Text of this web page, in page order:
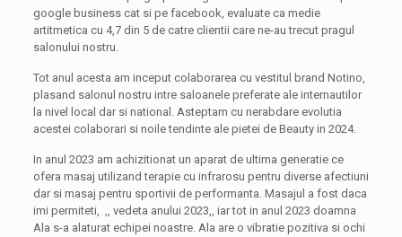
google business cat si pe facebook, evaluate ca medie
artitmetica cu 4,7 din 5 de catre clientii care ne-au trecut pragul
salonului nostru.
Tot anul acesta am inceput colaborarea cu vestitul brand Notino,
plasand salonul nostru intre saloanele preferate ale internautilor
la nivel local dar si national. Asteptam cu nerabdare evolutia
acestei colaborari si noile tendinte ale pietei de Beauty in 2024.
In anul 2023 am achizitionat un aparat de ultima generatie ce
ofera masaj utilizand terapie cu infrarosu pentru diverse afectiuni
dar si masaj pentru sportivii de performanta. Masajul a fost daca
imi permiteti, ,, vedeta anului 2023,, iar tot in anul 2023 doamna
Ala s-a alaturat echipei noastre. Ala are o vibratie pozitiva si ochi